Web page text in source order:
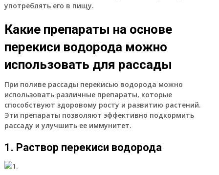
употреблять его в пищу.
Какие препараты на основе
перекиси водорода можно
использовать для рассады
При поливе рассады перекисью водорода можно
использовать различные препараты, которые
способствуют здоровому росту и развитию растений.
Эти препараты позволяют эффективно подкормить
рассаду и улучшить ее иммунитет.
1. Раствор перекиси водорода